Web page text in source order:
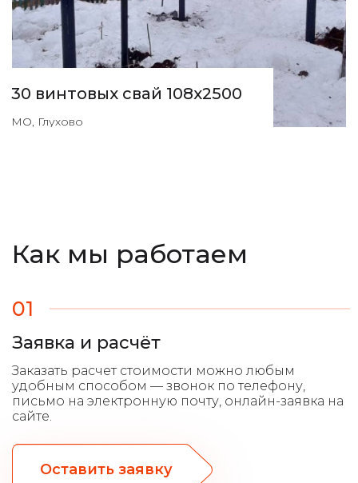
30 винтовых свай 108х2500
МО, Глухово
Как мы работаем
01
Заявка и расчёт
Оставить заявку